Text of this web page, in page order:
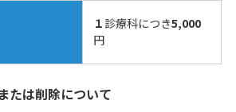
１ 診療科につき5,000
円
たは削除について